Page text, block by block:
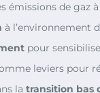
émissions de gaz
à l’environnement
pour
leviers pour
la transition bas